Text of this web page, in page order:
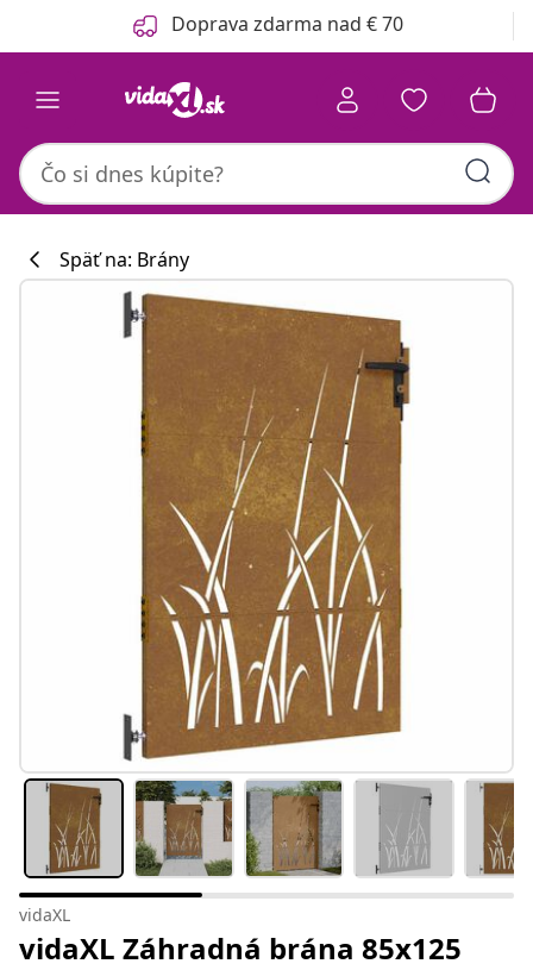
Predchádzajúce Doprava zdarma nad € 70
Späť na: Brány
vidaXL
vidaXL Záhradná brána 85x125